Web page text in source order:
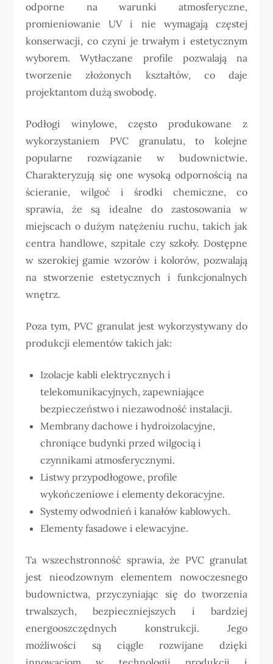
odporne na warunki atmosferyczne,
promieniowanie UV i nie wymagają częstej
konserwacji, co czyni je trwałym i estetycznym
wyborem. Wytłaczane profile pozwalają na
tworzenie złożonych kształtów, co daje
projektantom dużą swobodę.
Podłogi winylowe, często produkowane z
wykorzystaniem PVC granulatu, to kolejne
popularne rozwiązanie w budownictwie.
Charakteryzują się one wysoką odpornością na
ścieranie, wilgoć i środki chemiczne, co
sprawia, że są idealne do zastosowania w
miejscach o dużym natężeniu ruchu, takich jak
centra handlowe, szpitale czy szkoły. Dostępne
w szerokiej gamie wzorów i kolorów, pozwalają
na stworzenie estetycznych i funkcjonalnych
wnętrz.
Poza tym, PVC granulat jest wykorzystywany do
produkcji elementów takich jak:
Izolacje kabli elektrycznych i
telekomunikacyjnych, zapewniające
bezpieczeństwo i niezawodność instalacji.
Membrany dachowe i hydroizolacyjne,
chroniące budynki przed wilgocią i
czynnikami atmosferycznymi.
Listwy przypodłogowe, profile
wykończeniowe i elementy dekoracyjne.
Systemy odwodnień i kanałów kablowych.
Elementy fasadowe i elewacyjne.
Ta wszechstronność sprawia, że PVC granulat
jest nieodzownym elementem nowoczesnego
budownictwa, przyczyniając się do tworzenia
trwalszych, bezpieczniejszych i bardziej
energooszczędnych konstrukcji. Jego
możliwości są ciągle rozwijane dzięki